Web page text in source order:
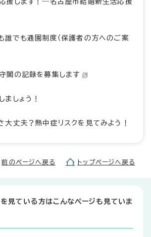
援します！―名古屋市結婚新生活応援
誰でも通園制度（保護者の方へのご案
閣の記録を募集します
ましょう！
大丈夫？熱中症リスクを見てみよう！
前のページへ戻る トップページへ戻る
見ている方はこんなページも見ていま